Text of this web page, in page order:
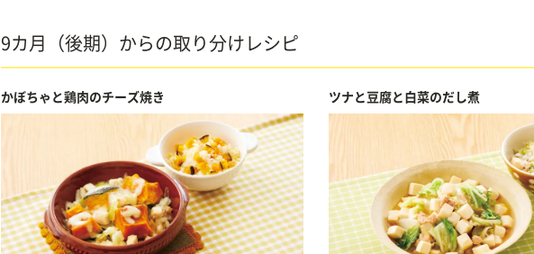
9カ月（後期）からの取り分けレシピ
かぼちゃと鶏肉のチーズ焼き ツナと豆腐と白菜のだし煮